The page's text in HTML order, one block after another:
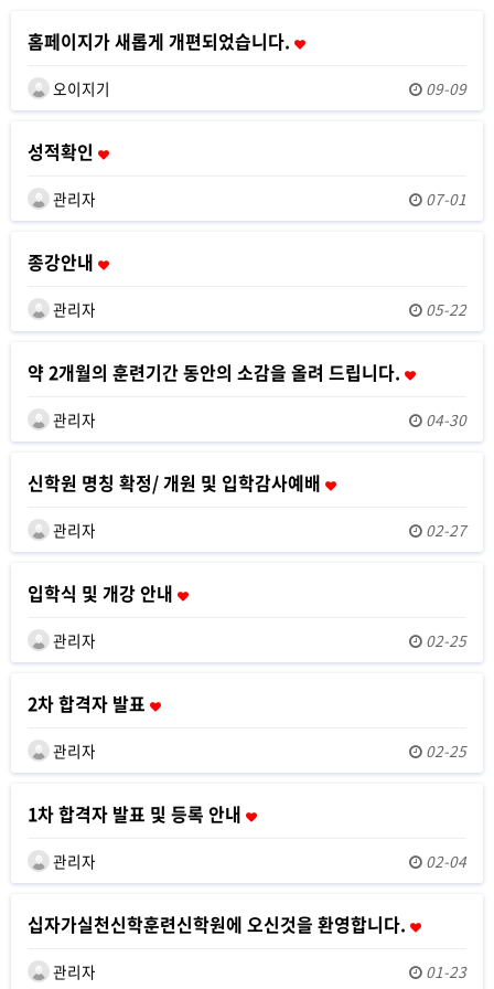
홈페이지가 새롭게 개편되었습니다.
오이지기 09-09
성적확인
관리자 07-01
종강안내
관리자 05-22
약 2개월의 훈련기간 동안의 소감을 올려 드립니다.
관리자 04-30
신학원 명칭 확정/ 개원 및 입학감사예배
관리자 02-27
입학식 및 개강 안내
관리자 02-25
2차 합격자 발표
관리자 02-25
1차 합격자 발표 및 등록 안내
관리자 02-04
십자가실천신학훈련신학원에 오신것을 환영합니다.
관리자 01-23